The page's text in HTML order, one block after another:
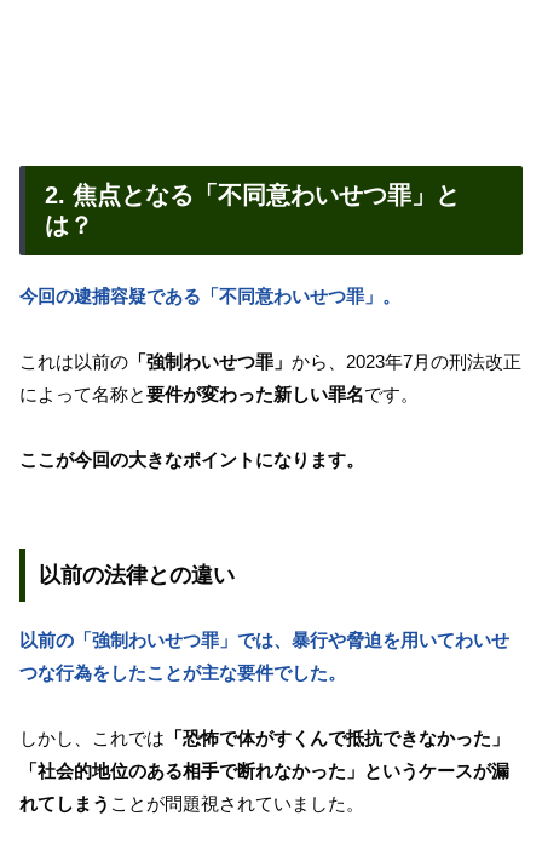
2. 焦点となる「不同意わいせつ罪」と
は？
今回の逮捕容疑である「不同意わいせつ罪」。
これは以前の 「強制わいせつ罪」 から、2023年7月の刑法改正
によって名称と要件が変わった新しい罪名です。
ここが今回の大きなポイントになります。
以前の法律との違い
以前の「強制わいせつ罪」では、暴行や脅迫を用いてわいせ
つな行為をしたことが主な要件でした。
しかし、これでは 「恐怖で体がすくんで抵抗できなかった」
「社会的地位のある相手で断れなかった」というケースが漏
れてしまう ことが問題視されていました。